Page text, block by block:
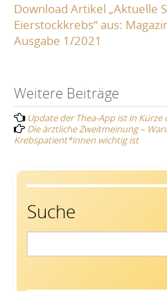
Download Artikel „Aktuelle
Eierstockkrebs“ aus:
Ausgabe 1/2021
Post
navigation
Weitere Beiträge
Update der Thea-App ist in Kürze
Die ärztliche Zweitmeinung –
Krebspatient*innen wichtig ist
Suche